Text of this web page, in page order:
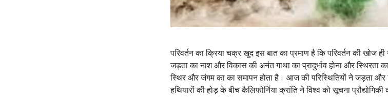
परिवर्तन का क्रिया चक्र खुद इस बात का प्रमाण है कि परिवर्तन की खोज ही
जड़ता का नाश और विकास की अनंत गाथा का प्रादुर्भाव होना और स्थिरता
स्थिर और जंगम का का समापन होता है। आज की परिस्थितियों ने जड़ता और
हथियारों की होड़ के बीच कैलिफोर्निया क्रांति ने विश्व को सूचना